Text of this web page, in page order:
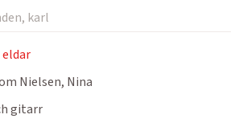
karl
eldar
Nielsen, Nina
gitarr